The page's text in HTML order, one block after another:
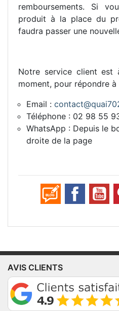
remboursements. Si
produit à la place du
faudra passer une
Notre service client
moment, pour répondre
Email :
Téléphone : 02 98 55
WhatsApp : Depuis le
droite de la page
AVIS CLIENTS